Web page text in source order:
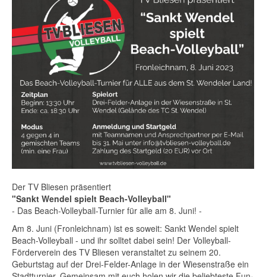
Der TV Bliesen präsentiert
"Sankt Wendel spielt Beach-Volleyball"
- Das Beach-Volleyball-Turnier für alle am 8. Juni! -
Am 8. Juni (Fronleichnam) ist es soweit: Sankt Wendel spielt
Beach-Volleyball - und ihr solltet dabei sein! Der Volleyball-
Förderverein des TV Bliesen veranstaltet zu seinem 20.
Geburtstag auf der Drei-Felder-Anlage in der Wiesenstraße ein